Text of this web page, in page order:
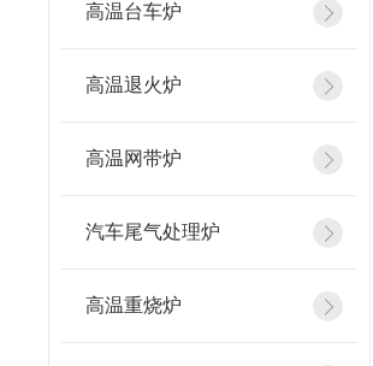
高温台车炉
高温退火炉
高温网带炉
汽车尾气处理炉
高温重烧炉